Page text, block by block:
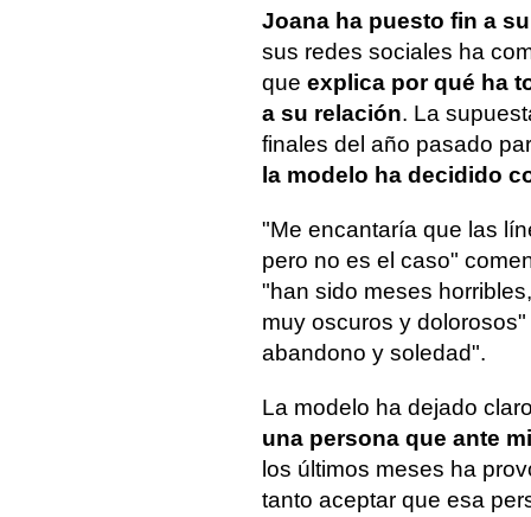
Joana ha puesto fin a
sus redes sociales ha
que explica por qué ha
a su relación. La
finales del año pasado
la modelo ha decidido
"Me encantaría que las
pero no es el caso"
"han sido meses
muy oscuros y
abandono y soledad".
La modelo ha dejado
una persona que ante
los últimos meses ha
tanto aceptar que esa